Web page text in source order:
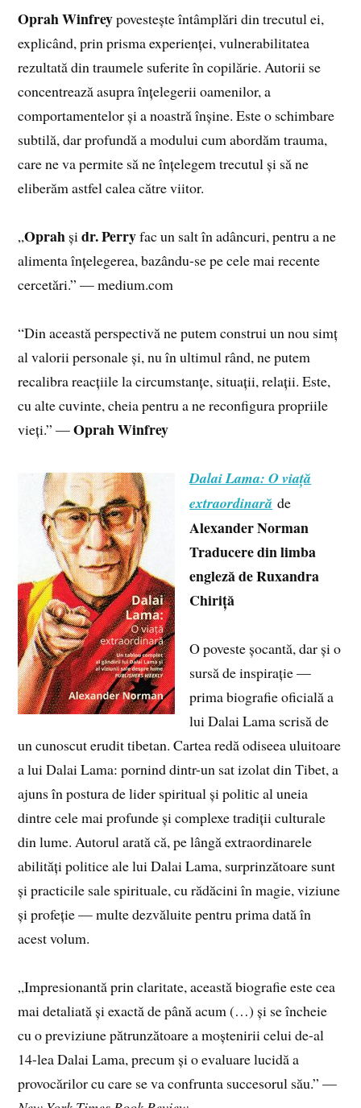
Oprah Winfreypovestește întâmplări din trecutul ei,
explicând, prin prisma experienței, vulnerabilitatea
rezultată din traumele suferite în copilărie. Autorii se
concentrează asupra înțelegerii oamenilor, a
comportamentelor și a noastră înșine. Este o schimbare
subtilă, dar profundă a modului cum abordăm trauma,
care ne va permite să ne înțelegem trecutul și să ne
eliberăm astfel calea către viitor.
„Oprah șidr. Perryfac un salt în adâncuri, pentru a ne
alimenta înțelegerea, bazându-se pe cele mai recente
cercetări.” — medium.com
“Din această perspectivă ne putem construi un nou simț
al valorii personale și, nu în ultimul rând, ne putem
recalibra reacțiile la circumstanțe, situații, relații. Este,
cu alte cuvinte, cheia pentru a ne reconfigura propriile
vieți.” —Oprah Winfrey
Dalai Lama: O viață
extraordinară de
Alexander Norman
Traducere din limba
engleză de Ruxandra
Chiriță
O poveste șocantă, dar și o
sursă de inspirație —
prima biografie oficială a
lui Dalai Lama scrisă de
un cunoscut erudit tibetan. Cartea redă odiseea uluitoare
a lui Dalai Lama: pornind dintr-un sat izolat din Tibet, a
ajuns în postura de lider spiritual și politic al uneia
dintre cele mai profunde și complexe tradiții culturale
din lume. Autorul arată că, pe lângă extraordinarele
abilități politice ale lui Dalai Lama, surprinzătoare sunt
și practicile sale spirituale, cu rădăcini în magie, viziune
și profeție — multe dezvăluite pentru prima dată în
acest volum.
„Impresionantă prin claritate, această biografie este cea
mai detaliată și exactă de până acum (…) și se încheie
cu o previziune pătrunzătoare a moștenirii celui de-al
14-lea Dalai Lama, precum și o evaluare lucidă a
provocărilor cu care se va confrunta succesorul său.” —